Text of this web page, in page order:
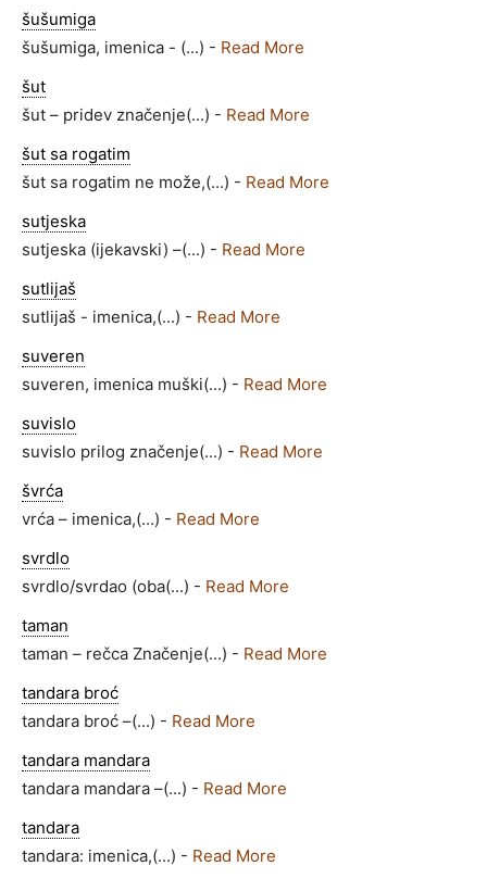
šušumiga
šušumiga, imenica - (...) - Read More
šut
šut – pridev značenje(...) - Read More
šut sa rogatim
šut sa rogatim ne može,(...) - Read More
sutjeska
sutjeska (ijekavski) –(...) - Read More
sutlijaš
sutlijaš - imenica,(...) - Read More
suveren
suveren, imenica muški(...) - Read More
suvislo
suvislo prilog značenje(...) - Read More
švrća
vrća – imenica,(...) - Read More
svrdlo
svrdlo/svrdao (oba(...) - Read More
taman
taman – rečca Značenje(...) - Read More
tandara broć
tandara broć –(...) - Read More
tandara mandara
tandara mandara –(...) - Read More
tandara
tandara: imenica,(...) - Read More